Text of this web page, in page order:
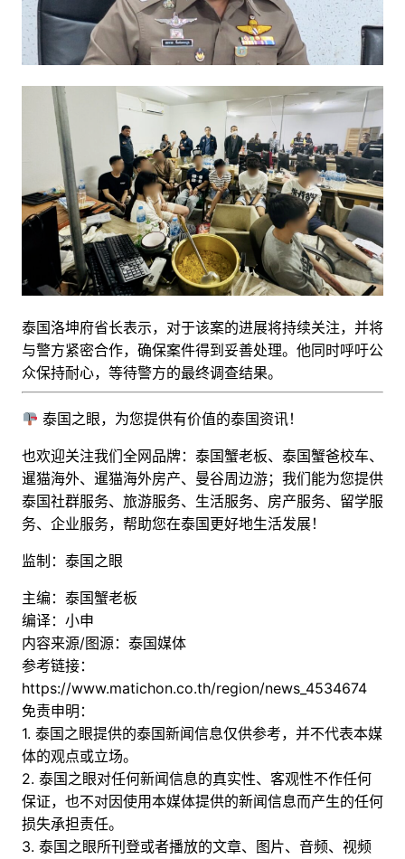
泰国洛坤府省长表示，对于该案的进展将持续关注，并将
与警方紧密合作，确保案件得到妥善处理。他同时呼吁公
众保持耐心，等待警方的最终调查结果。
泰国之眼，为您提供有价值的泰国资讯！
也欢迎关注我们全网品牌：泰国蟹老板、泰国蟹爸校车、
暹猫海外、暹猫海外房产、曼谷周边游； 我们能为您提供
泰国社群服务、旅游服务、生活服务、房产服务、留学服
务、企业服务，帮助您在泰国更好地生活发展！
监制：泰国之眼
主编：泰国蟹老板
编译：小申
内容来源/图源：泰国媒体
参考链接：
https://www.matichon.co.th/region/news_4534674
免责申明：
1. 泰国之眼提供的泰国新闻信息仅供参考，并不代表本媒
体的观点或立场。
2. 泰国之眼对任何新闻信息的真实性、客观性不作任何
保证，也不对因使用本媒体提供的新闻信息而产生的任何
损失承担责任。
3. 泰国之眼所刊登或者播放的文章、图片、音频、视频